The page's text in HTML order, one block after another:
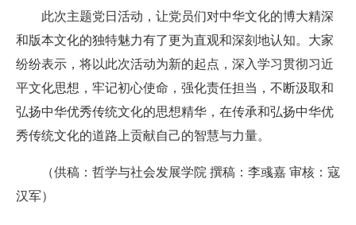
此次主题党日活动，让党员们对中华文化的博大精深
和版本文化的独特魅力有了更为直观和深刻 地认知。大家
纷纷表示，将以此次活动为新的起点，深入学习贯彻习近
平文化思想，牢记初心使命，强化责任担当，不断汲取和
弘扬中华优秀传统文化的思想精华，在传承和弘扬中华优
秀传统文化的道路上贡献自己的智慧与力量。
（供稿：哲学与社会发展学院 撰稿：李彧嘉 审核：寇
汉军）